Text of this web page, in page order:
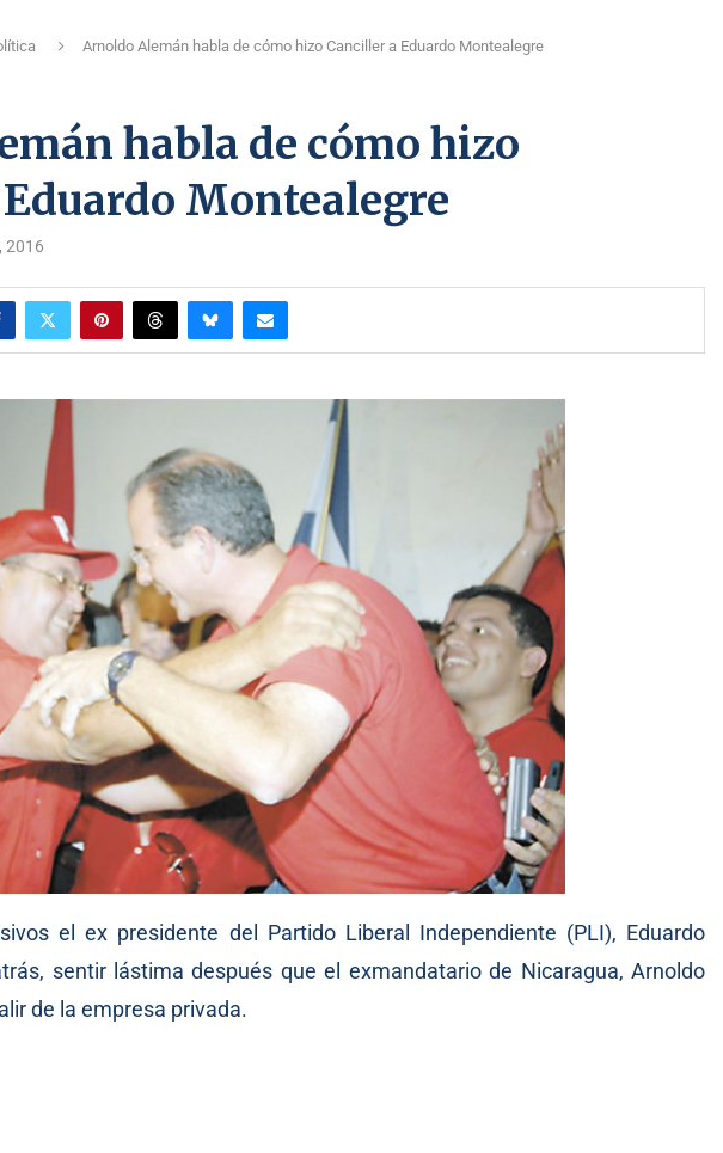
Arnoldo Alemán habla de cómo hizo Canciller a Eduardo Montealegre
habla de cómo hizo
Montealegre
2016
el ex presidente del Partido Liberal Independiente (PLI), Eduardo
sentir lástima después que el exmandatario de Nicaragua, Arnoldo
de la empresa privada.